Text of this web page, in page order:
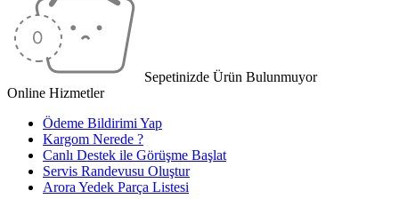
Sepetinizde Ürün Bulunmuyor
Online Hizmetler
Ödeme Bildirimi Yap
Kargom Nerede ?
Canlı Destek ile Görüşme Başlat
Servis Randevusu Oluştur
Arora Yedek Parça Listesi